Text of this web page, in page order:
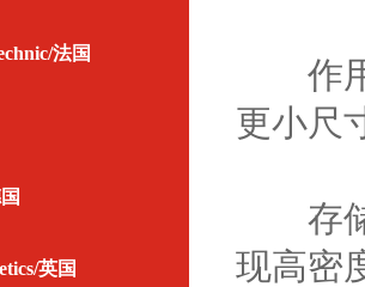
法国
英国
作用
更小尺
存储
现高密